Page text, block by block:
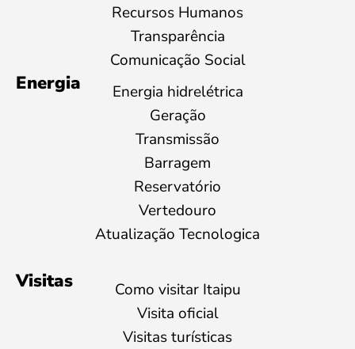
Recursos Humanos
Transparência
Comunicação Social
Energia
Energia hidrelétrica
Geração
Transmissão
Barragem
Reservatório
Vertedouro
Atualização Tecnologica
Visitas
Como visitar Itaipu
Visita oficial
Visitas turísticas